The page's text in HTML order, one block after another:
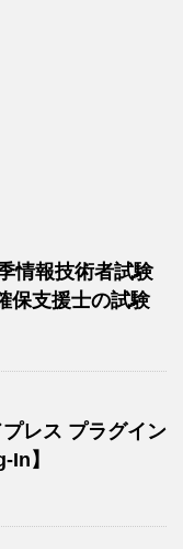
情報技術者試験
保支援士の試験
レス プラグイン
In】